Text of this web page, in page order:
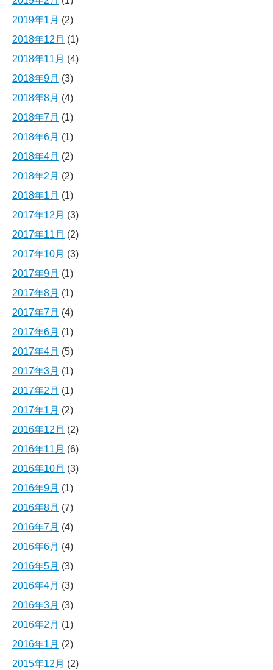
2019年1月 (2)
2018年12月 (1)
2018年11月 (4)
2018年9月 (3)
2018年8月 (4)
2018年7月 (1)
2018年6月 (1)
2018年4月 (2)
2018年2月 (2)
2018年1月 (1)
2017年12月 (3)
2017年11月 (2)
2017年10月 (3)
2017年9月 (1)
2017年8月 (1)
2017年7月 (4)
2017年6月 (1)
2017年4月 (5)
2017年3月 (1)
2017年2月 (1)
2017年1月 (2)
2016年12月 (2)
2016年11月 (6)
2016年10月 (3)
2016年9月 (1)
2016年8月 (7)
2016年7月 (4)
2016年6月 (4)
2016年5月 (3)
2016年4月 (3)
2016年3月 (3)
2016年2月 (1)
2016年1月 (2)
2015年12月 (2)